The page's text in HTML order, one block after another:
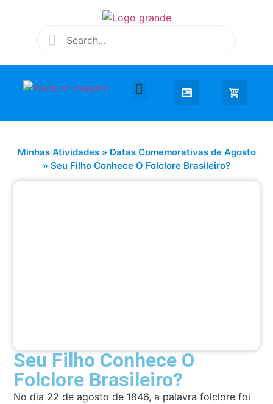
Minhas Atividades» Datas Comemorativas de Agosto
» Seu Filho Conhece O Folclore Brasileiro?
Seu Filho Conhece O
Folclore Brasileiro?
No dia 22 de agosto de 1846, a palavra folclore foi